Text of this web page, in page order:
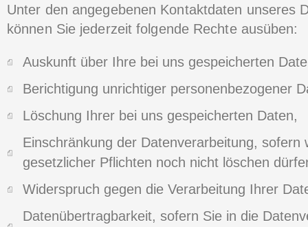
Unter den angegebenen Kontaktdaten unseres
können Sie jederzeit folgende Rechte ausüben:
Auskunft über Ihre bei uns gespeicherten
Berichtigung unrichtiger personenbezogener
Löschung Ihrer bei uns gespeicherten Daten,
Einschränkung der Datenverarbeitung, sofern
gesetzlicher Pflichten noch nicht löschen
Widerspruch gegen die Verarbeitung Ihrer
Datenübertragbarkeit, sofern Sie in die